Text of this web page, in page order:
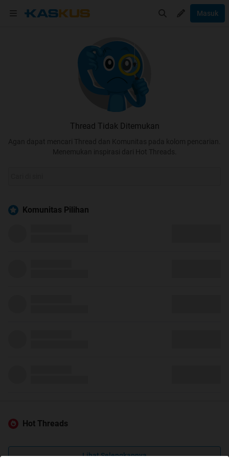
Masuk
Thread Tidak Ditemukan
Agan dapat mencari Thread dan Komunitas pada kolom pencarian.
Menemukan inspirasi dari Hot Threads.
Komunitas Pilihan
Hot Threads
Lihat Selengkapnya